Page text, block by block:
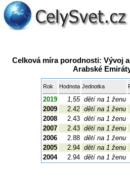
Celková míra porodnosti: Vývoj
Arabské
Rok Hodnota Jednotka
2019 1,55 dětí na 1 ženu
2009
2.42 dětí na 1 ženu
2008
2.43 dětí na 1 ženu
2007
2.43 dětí na 1 ženu
2006
2.88 dětí na 1 ženu
2005
2.94 dětí na 1 ženu
2004
2.94 dětí na 1 ženu